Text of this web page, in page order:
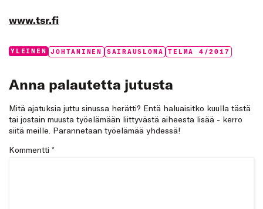
www.tsr.fi
Categories:
YLEINEN Tags:
JOHTAMINEN SAIRAUSLOMA TELMA 4/2017
Anna palautetta jutusta
Mitä ajatuksia juttu sinussa herätti? Entä haluaisitko kuulla tästä
tai jostain muusta työelämään liittyvästä aiheesta lisää - kerro
siitä meille. Parannetaan työelämää yhdessä!
Kommentti *